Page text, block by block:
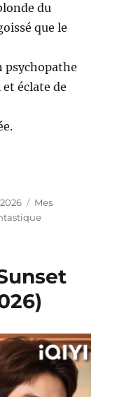
du
que le
psychopathe
éclate de
Catégories
Mes